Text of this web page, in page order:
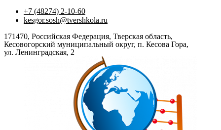
+7 (48274) 2-10-60
kesgor.sosh@tvershkola.ru
171470, Российская Федерация, Тверская область,
Кесовогорский муниципальный округ, п. Кесова Гора,
ул. Ленинградская, 2